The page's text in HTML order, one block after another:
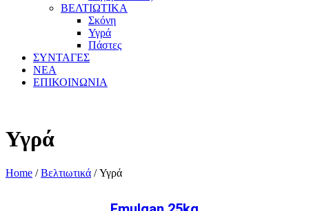
ΒΕΛΤΙΩΤΙΚΑ
Σκόνη
Υγρά
Πάστες
ΣΥΝΤΑΓΕΣ
ΝΕΑ
ΕΠΙΚΟΙΝΩΝΙΑ
Υγρά
Home /Βελτιωτικά / Υγρά